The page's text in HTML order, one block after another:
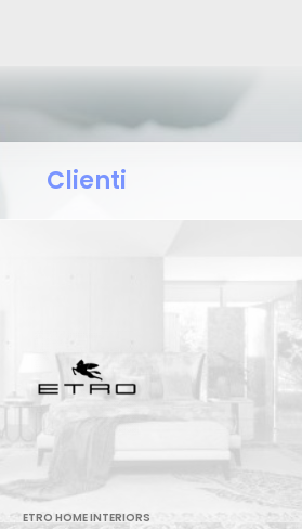
Clienti
ETRO HOME INTERIORS